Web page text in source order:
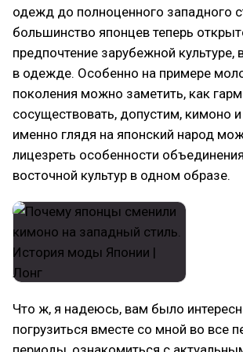
одежд до полноценного западного
большинство японцев теперь
предпочтение зарубежной культуре,
в одежде. Особенно на примере
поколения можно заметить, как
сосуществовать, допустим, кимоно
именно глядя на японский народ
лицезреть особенности
восточной культур в одном образе.
Что ж, я надеюсь, вам было
погрузиться вместе со мной во все